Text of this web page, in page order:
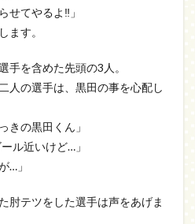
せてやるよ‼」
ます。
手を含めた先頭の3人。
人の選手は、黒田の事を心配し
きの黒田くん」
ル近いけど…」
…」
肘テツをした選手は声をあげま